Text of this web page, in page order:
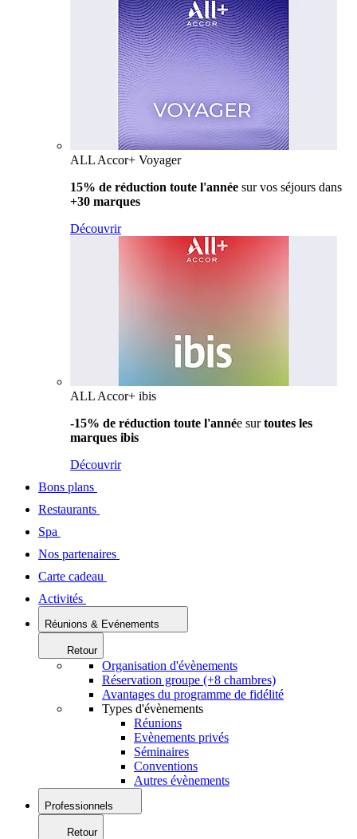
ALL Accor+ Voyager
15% de réduction toute l'année sur vos séjours dans
+30 marques
Découvrir
ALL Accor+ ibis
-15% de réduction toute l'année surtoutes les
marques ibis
Découvrir
Bons plans
Restaurants
Spa
Nos partenaires
Carte cadeau
Activités
Réunions & Evénements
Retour
Organisation d'évènements
Réservation groupe (+8 chambres)
Avantages du programme de fidélité
Types d'évènements
Réunions
Evènements privés
Séminaires
Conventions
Autres évènements
Professionnels
Retour